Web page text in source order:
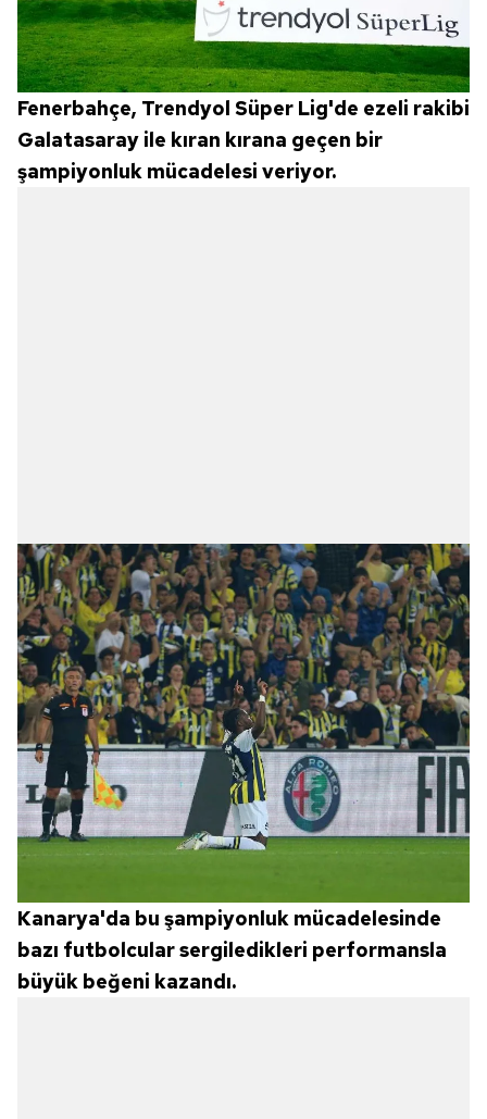
Fenerbahçe, Trendyol Süper Lig'de ezeli rakibi
Galatasaray ile kıran kırana geçen bir
şampiyonluk mücadelesi veriyor.
Kanarya'da bu şampiyonluk mücadelesinde
bazı futbolcular sergiledikleri performansla
büyük beğeni kazandı.